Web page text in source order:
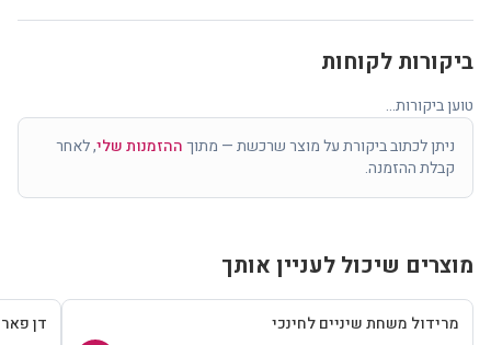
ביקורות לקוחות
טוען ביקורות...
ניתן לכתוב ביקורת על מוצר שרכשת — מתוךההזמנות שלי, לאחר
קבלת ההזמנה.
מוצרים שיכול לעניין אותך
מרידול משחת שיניים לחינכי דן